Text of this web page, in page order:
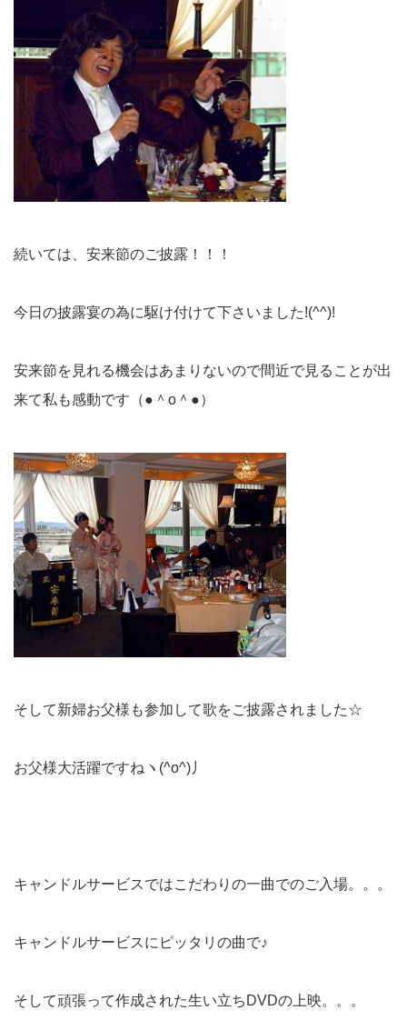
続いては、安来節のご披露！！！
今日の披露宴の為に駆け付けて下さいました!(^^)!
安来節を見れる機会はあまりないので間近で見ることが出
来て私も感動です（●＾o＾●）
そして新婦お父様も参加して歌をご披露されました☆
お父様大活躍ですねヽ(^o^)丿
キャンドルサービスではこだわりの一曲でのご入場。。。
キャンドルサービスにピッタリの曲で♪
そして頑張って作成された生い立ちDVDの上映。。。